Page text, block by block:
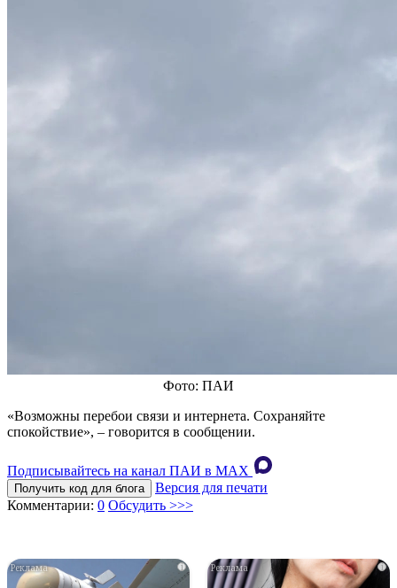
Фото: ПАИ
«Возможны перебои связи и интернета. Сохраняйте
спокойствие», – говорится в сообщении.
Подписывайтесь на канал ПАИ в MAХ
Получить код для блога
Версия для печати
Комментарии: 0 Обсудить >>>
i i